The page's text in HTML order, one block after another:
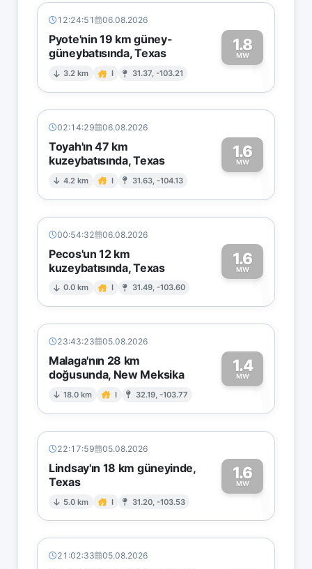
12:24:51 06.08.2026
Pyote'nin 19 km güney-
güneybatısında, Texas
3.2 km I 31.37, -103.21
1.8
MW1
02:14:29 06.08.2026
Toyah'ın 47 km
kuzeybatısında, Texas
4.2 km I 31.63, -104.13
1.6
MW1
00:54:32 06.08.2026
Pecos'un 12 km
kuzeybatısında, Texas
0.0 km I 31.49, -103.60
1.6
MW1
23:43:23 05.08.2026
Malaga'nın 28 km
doğusunda, New Meksika
18.0 km I 32.19, -103.77
1.4
MW1
22:17:59 05.08.2026
Lindsay'ın 18 km güneyinde,
Texas
5.0 km I 31.20, -103.53
1.6
MW1
21:02:33 05.08.2026